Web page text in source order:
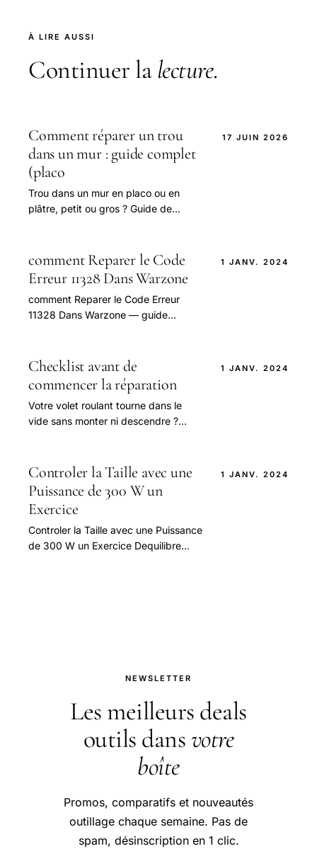
À LIRE AUSSI
Continuer la lecture.
Comment réparer un trou
dans un mur : guide complet
(placo
Trou dans un mur en placo ou en
plâtre, petit ou gros ? Guide de
17 JUIN 2026
comment Reparer le Code
Erreur 11328 Dans Warzone
comment Reparer le Code Erreur
11328 Dans Warzone — guide
1 JANV. 2024
Checklist avant de
commencer la réparation
Votre volet roulant tourne dans le
vide sans monter ni descendre ?
par étape.
1 JANV. 2024
Controler la Taille avec une
Puissance de 300 W un
Exercice
Controler la Taille avec une Puissance
de 300 W un Exercice Dequilibre
1 JANV. 2024
NEWSLETTER
Les meilleurs deals
outils dansvotre
boîte
Promos, comparatifs et nouveautés
outillage chaque semaine. Pas de
spam, désinscription en 1 clic.